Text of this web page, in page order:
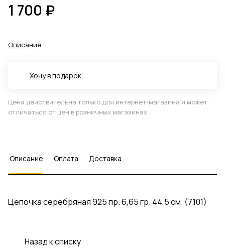
1 700 ₽
Описание
Хочу в подарок
Цена действительна только для интернет-магазина и может
отличаться от цен в розничных магазинах
Описание Оплата Доставка
Цепочка серебряная 925 пр. 6,65 гр. 44,5 см. (7.101)
Назад к списку